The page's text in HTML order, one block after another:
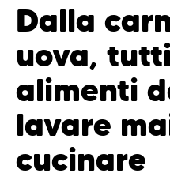
Dalla
uova,
alimenti
lavare
cucinare